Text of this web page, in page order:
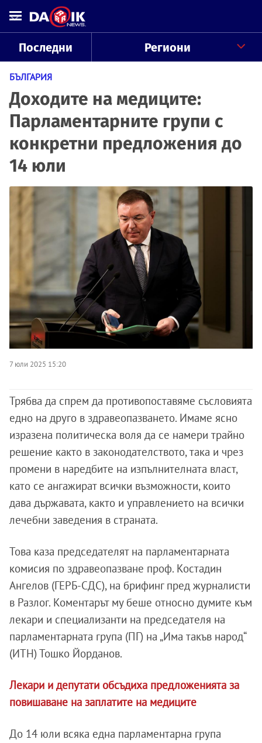
Последни Региони
БЪЛГАРИЯ
Доходите на медиците:
Парламентарните групи с
конкретни предложения до
14 юли
7 юли 2025 15:20
Трябва да спрем да противопоставяме съсловията
едно на друго в здравеопазването. Имаме ясно
изразена политическа воля да се намери трайно
решение както в законодателството, така и чрез
промени в наредбите на изпълнителната власт,
като се ангажират всички възможности, които
дава държавата, както и управлението на всички
лечебни заведения в страната.
Това каза председателят на парламентарната
комисия по здравеопазване проф. Костадин
Ангелов (ГЕРБ-СДС), на брифинг пред журналисти
в Разлог. Коментарът му беше относно думите към
лекари и специализанти на председателя на
парламентарната група (ПГ) на „Има такъв народ“
(ИТН) Тошко Йорданов.
Лекари и депутати обсъдиха предложенията за
повишаване на заплатите на медиците
До 14 юли всяка една парламентарна група